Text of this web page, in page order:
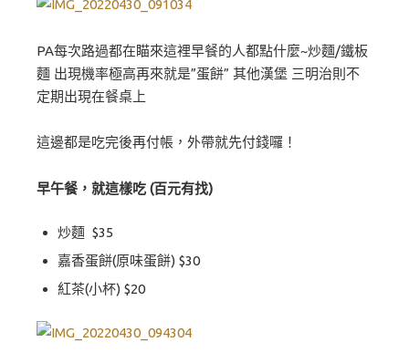
PA每次路過都在瞄來這裡早餐的人都點什麼~炒麵/鐵板
麵 出現機率極高再來就是”蛋餅” 其他漢堡 三明治則不
定期出現在餐桌上
這邊都是吃完後再付帳，外帶就先付錢囉！
早午餐，就這樣吃 (百元有找)
炒麵 $35
嘉香蛋餅(原味蛋餅) $30
紅茶(小杯) $20